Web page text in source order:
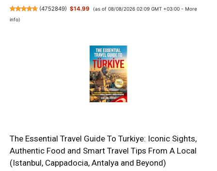
(4752849) $14.99 (as of 08/08/2026 02:09 GMT +03:00 - More
info)
The Essential Travel Guide To Turkiye: Iconic Sights,
Authentic Food and Smart Travel Tips From A Local
(Istanbul, Cappadocia, Antalya and Beyond)